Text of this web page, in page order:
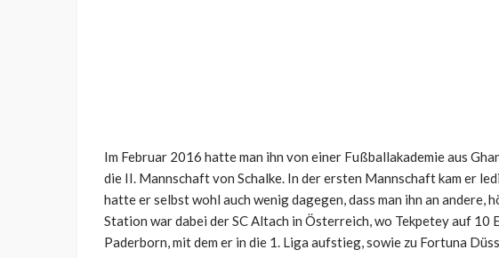
Im Februar 2016 hatte man ihn von einer Fußballakademie aus
die II. Mannschaft von Schalke. In der ersten Mannschaft kam er
hatte er selbst wohl auch wenig dagegen, dass man ihn an andere,
Station war dabei der SC Altach in Österreich, wo Tekpetey auf 10
Paderborn, mit dem er in die 1. Liga aufstieg, sowie zu Fortuna